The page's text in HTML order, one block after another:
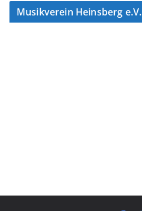
Musikverein Heinsberg e.V.